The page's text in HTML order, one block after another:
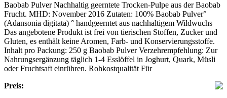
Baobab Pulver Nachhaltig geerntete Trocken-Pulpe aus der Baobab
Frucht. MHD: November 2016 Zutaten: 100% Baobab Pulver°
(Adansonia digitata) ° handgeerntet aus nachhaltigem Wildwuchs
Das angebotene Produkt ist frei von tierischen Stoffen, Zucker und
Gluten, es enthält keine Aromen, Farb- und Konservierungsstoffe.
Inhalt pro Packung: 250 g Baobab Pulver Verzehrempfehlung: Zur
Nahrungsergänzung täglich 1-4 Esslöffel in Joghurt, Quark, Müsli
oder Fruchtsaft einrühren. Rohkostqualität Für
Preis: